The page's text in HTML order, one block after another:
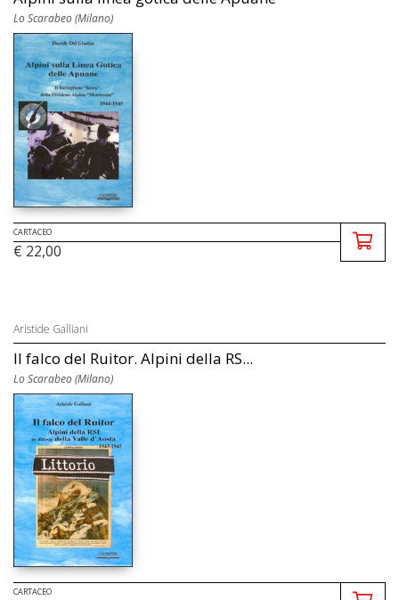
Lo Scarabeo (Milano)
CARTACEO
€ 22,00
Aristide Galliani
Il falco del Ruitor. Alpini della RS...
Lo Scarabeo (Milano)
CARTACEO